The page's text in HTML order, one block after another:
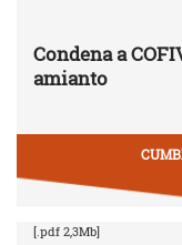
Condena a
amianto
[.pdf 2,3Mb]